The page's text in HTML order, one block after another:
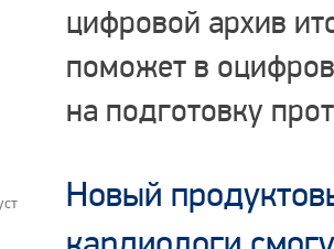
цифровой архив
поможет в
на подготовку
Новый